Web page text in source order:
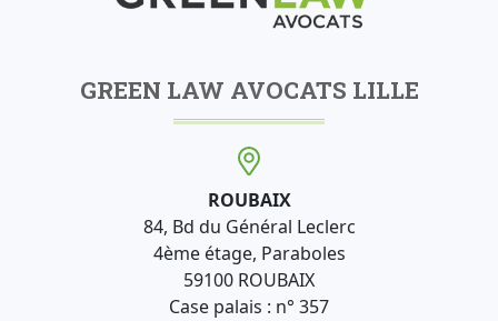
GREEN LAW AVOCATS LILLE
ROUBAIX
84, Bd du Général Leclerc
4ème étage, Paraboles
59100 ROUBAIX
Case palais : n° 357